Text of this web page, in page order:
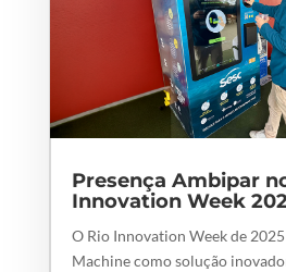
Presença Ambipar
Innovation Week
O Rio Innovation Week de
Machine como solução